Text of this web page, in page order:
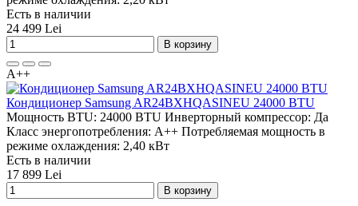
Есть в наличии
24 499 Lei
В корзину
A++
Кондиционер Samsung AR24BXHQASINEU 24000 BTU
Мощность BTU: 24000 BTU Инверторный компрессор: Да
Класс энергопотребления: A++ Потребляемая мощность в
режиме охлаждения: 2,40 кВт
Есть в наличии
17 899 Lei
В корзину